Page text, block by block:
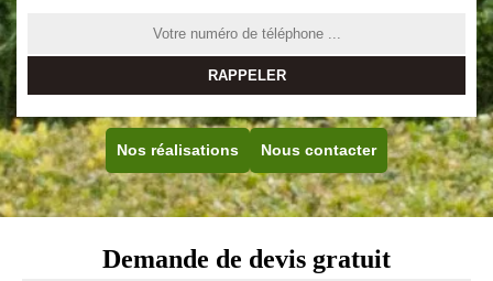
Nos réalisations Nous contacter
Demande de devis gratuit